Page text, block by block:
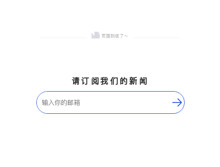
请订阅我们的新闻